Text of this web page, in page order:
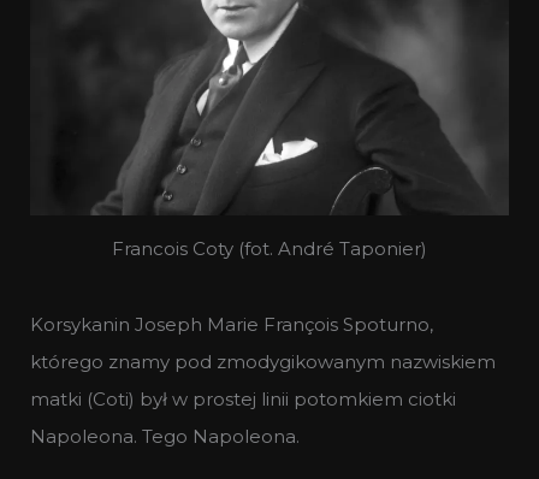
Francois Coty (fot. André Taponier)
Korsykanin Joseph Marie François Spoturno,
którego znamy pod zmodygikowanym nazwiskiem
matki (Coti) był w prostej linii potomkiem ciotki
Napoleona. Tego Napoleona.